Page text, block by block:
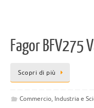
Fagor BFV275
Scopri di più
Commercio, Industria e